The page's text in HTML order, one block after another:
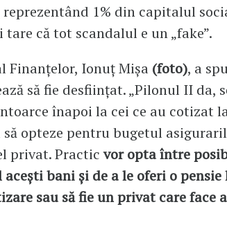
reprezentând 1% din capitalul
că tot scandalul e un „fake”.
Finanțelor, Ionuț Mișa (foto), a
să fie desființat. „Pilonul II da,
înapoi la cei ce au cotizat
opteze pentru bugetul
privat. Practicvor opta între
bani și de a le oferi o pensie
sau să fie un privat care face